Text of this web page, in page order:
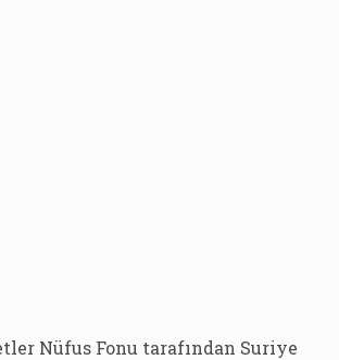
Nüfus Fonu tarafından Suriye